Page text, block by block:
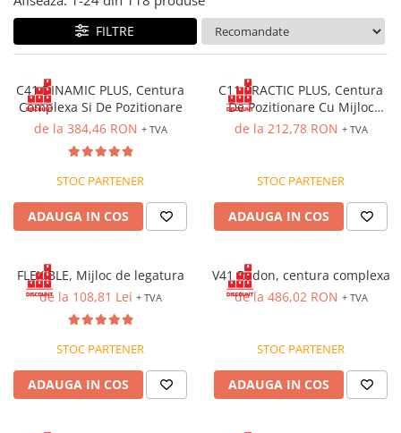
Costume | Combinezoane
Impermeabile
Pelerine | Jachete Impermeabile
Imbracaminte TERMOIZOLANTĂ
Jachete Termoizolante
Termoizolante
Veste Termoizolante
(HI-VIS)
Jachete reflectorizante (HI-VIS)
Pantaloni si salopete reflectorizante
Costume reflectorizante (HI-VIS)
Combinezoane Reflectorizante (HI-
FILTRE
C41 DINAMIC PLUS, Centura
Complexa Si De Pozitionare
de la 384,46 RON + TVA
STOC PARTENER
ADAUGA IN COS
C11 PRACTIC PLUS, Centura
De Pozitionare Cu Mijloc
Legatura
de la 212,78 RON + TVA
STOC PARTENER
ADAUGA IN COS
FLEXIBLE, Mijloc de legatura
de la 108,81 Lei + TVA
STOC PARTENER
ADAUGA IN COS
V41 Radon, centura complexa
de la 486,02 RON + TVA
STOC PARTENER
ADAUGA IN COS